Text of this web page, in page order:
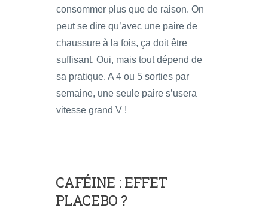
consommer plus que de raison. On
peut se dire qu’avec une paire de
chaussure à la fois, ça doit être
suffisant. Oui, mais tout dépend de
sa pratique. A 4 ou 5 sorties par
semaine, une seule paire s’usera
vitesse grand V !
CAFÉINE : EFFET
PLACEBO ?